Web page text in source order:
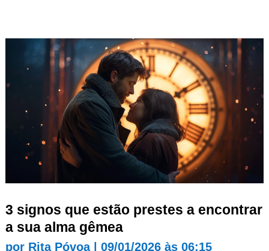
3 signos que estão prestes a encontrar
a sua alma gêmea
por Rita Póvoa| 09/01/2026 às 06:15